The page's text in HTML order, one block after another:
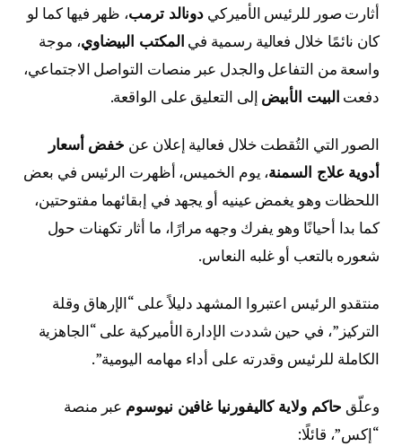
أثارت صور للرئيس الأميركي دونالد ترمب، ظهر فيها كما لو
كان نائمًا خلال فعالية رسمية في المكتب البيضاوي، موجة
واسعة من التفاعل والجدل عبر منصات التواصل الاجتماعي،
دفعت البيت الأبيض إلى التعليق على الواقعة.
الصور التي التُقطت خلال فعالية إعلان عن خفض أسعار
أدوية علاج السمنة، يوم الخميس، أظهرت الرئيس في بعض
اللحظات وهو يغمض عينيه أو يجهد في إبقائهما مفتوحتين،
كما بدا أحيانًا وهو يفرك وجهه مرارًا، ما أثار تكهنات حول
شعوره بالتعب أو غلبه النعاس.
منتقدو الرئيس اعتبروا المشهد دليلاً على “الإرهاق وقلة
التركيز”، في حين شددت الإدارة الأميركية على “الجاهزية
الكاملة للرئيس وقدرته على أداء مهامه اليومية”.
وعلّق حاكم ولاية كاليفورنيا غافين نيوسوم عبر منصة
“إكس”، قائلًا: